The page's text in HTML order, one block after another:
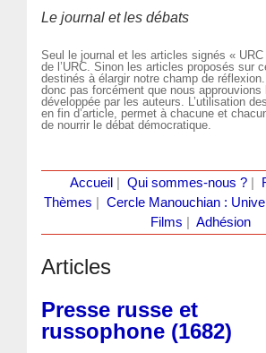
Le journal et les débats
Seul le journal et les articles signés « URC
de l’URC. Sinon les articles proposés sur
destinés à élargir notre champ de
donc pas forcément que nous approuvions
développée par les auteurs. L’utilisation
en fin d’article, permet à chacune et
de nourrir le débat démocratique.
Accueil Qui sommes-nous ?|
Thèmes
Cercle Manouchian :
Films
Adhésion
Articles
Presse russe et
russophone (1682)